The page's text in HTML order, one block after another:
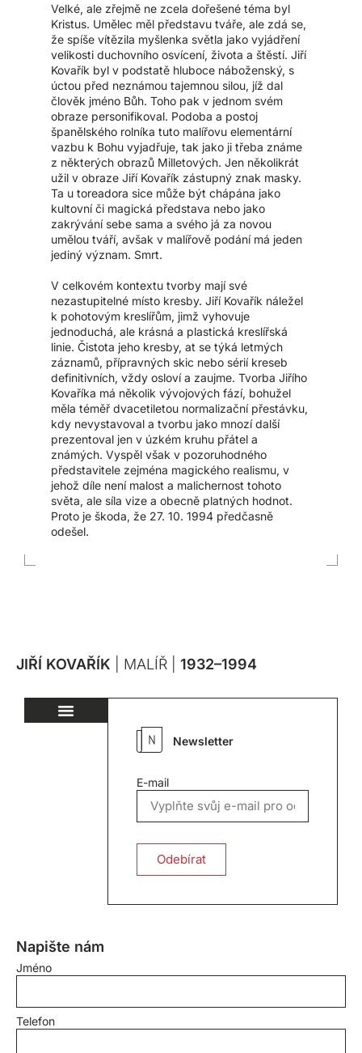
Velké, ale zřejmě ne zcela dořešené téma byl
Kristus. Umělec měl představu tváře, ale zdá se,
že spíše vítězila myšlenka světla jako vyjádření
velikosti duchovního osvícení, života a štěstí. Jiří
Kovařík byl v podstatě hluboce náboženský, s
úctou před neznámou tajemnou silou, jíž dal
člověk jméno Bůh. Toho pak v jednom svém
obraze personifikoval. Podoba a postoj
španělského rolníka tuto malířovu elementární
vazbu k Bohu vyjadřuje, tak jako ji třeba známe
z některých obrazů Milletových. Jen několikrát
užil v obraze Jiří Kovařík zástupný znak masky.
Ta u toreadora sice může být chápána jako
kultovní či magická představa nebo jako
zakrývání sebe sama a svého já za novou
umělou tváří, avšak v malířově podání má jeden
jediný význam. Smrt.
V celkovém kontextu tvorby mají své
nezastupitelné místo kresby. Jiří Kovařík náležel
k pohotovým kreslířům, jimž vyhovuje
jednoduchá, ale krásná a plastická kreslířská
linie. Čistota jeho kresby, at se týká letmých
záznamů, přípravných skic nebo sérií kreseb
definitivních, vždy osloví a zaujme. Tvorba Jiřího
Kovaříka má několik vývojových fází, bohužel
měla téměř dvacetiletou normalizační přestávku,
kdy nevystavoval a tvorbu jako mnozí další
prezentoval jen v úzkém kruhu přátel a
známých. Vyspěl však v pozoruhodného
představitele zejména magického realismu, v
jehož díle není malost a malichernost tohoto
světa, ale síla vize a obecně platných hodnot.
Proto je škoda, že 27. 10. 1994 předčasně
odešel.
JIŘÍ KOVAŘÍK | MALÍŘ | 1932–1994
Newsletter
E-mail
Odebírat
Napište nám
Jméno
Telefon